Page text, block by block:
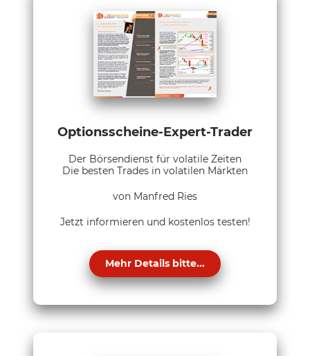
Optionsscheine-Expert-Trader
Der Börsendienst für volatile Zeiten
Die besten Trades in volatilen Märkten
von Manfred Ries
Jetzt informieren und kostenlos testen!
Mehr Details bitte...